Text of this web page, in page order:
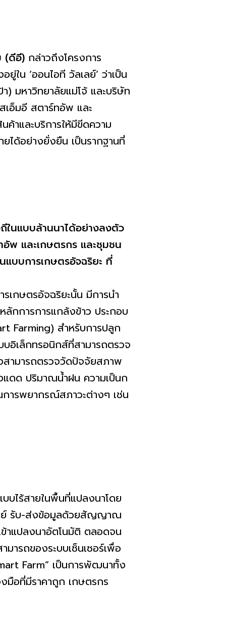
(ดีอี) กล่าวถึงโครงการ
น ‘ออนไอที วัลเลย์’ ว่าเป็น
) มหาวิทยาลัยแม่โจ้ และบริษัท
เอ็มอี สตาร์ทอัพ และ
ค้าและบริการให้มีขีดความ
ได้อย่างยั่งยืน เป็นรากฐานที่
ในแบบล้านนาได้อย่างลงตัว
อัพ และเกษตรกร และชุมชน
แบบการเกษตรอัจฉริยะ ที่
กษตรอัจฉริยะนั้น มีการนำ
ลักการการแกล้งข้าว ประกอบ
Farming) สำหรับการปลูก
อิเล็กทรอนิกส์ที่สามารถตรวจ
สามารถตรวจวัดปัจจัยสภาพ
ดด ปริมาณน้ำฝน ความเป็นก
ารพยากรณ์สภาวะต่างๆ เช่น
ร้สายในพื้นที่แปลงนาโดย
ตย์ รับ-ส่งข้อมูลด้วยสัญญาณ
าแปลงนาอัตโนมัติ ตลอดจน
รถของระบบเซ็นเซอร์เพื่อ
Farm” เป็นการพัฒนาทั้ง
มือที่มีราคาถูก เกษตรกร